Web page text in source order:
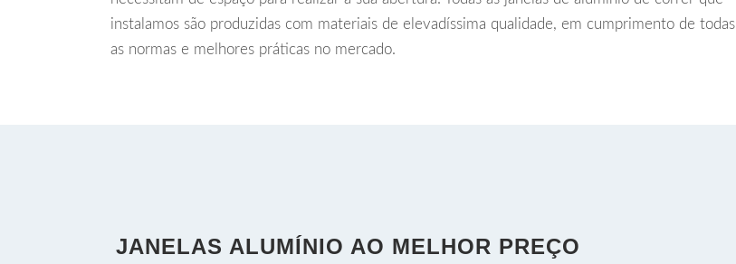
instalamos são produzidas com materiais de elevadíssima qualidade, em cumprimento de todas
as normas e melhores práticas no mercado.
JANELAS ALUMÍNIO AO MELHOR PREÇO